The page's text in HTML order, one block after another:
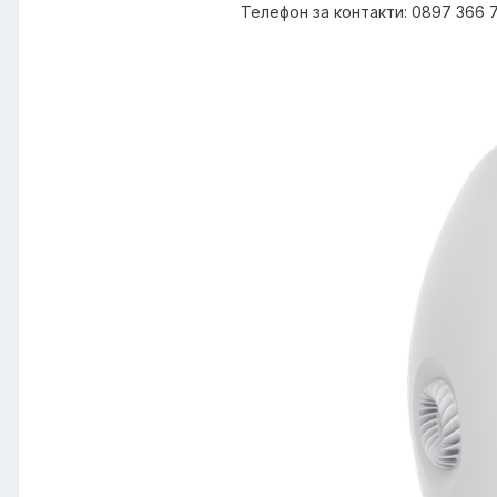
Телефон за контакти: 0897 366